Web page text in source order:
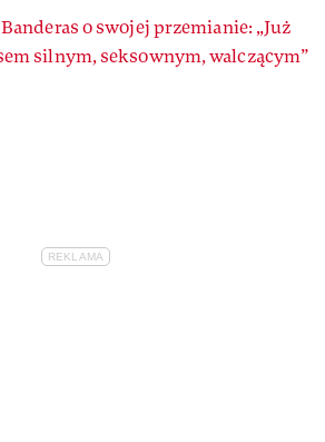
o swojej przemianie: „Już
silnym, seksownym, walczącym”